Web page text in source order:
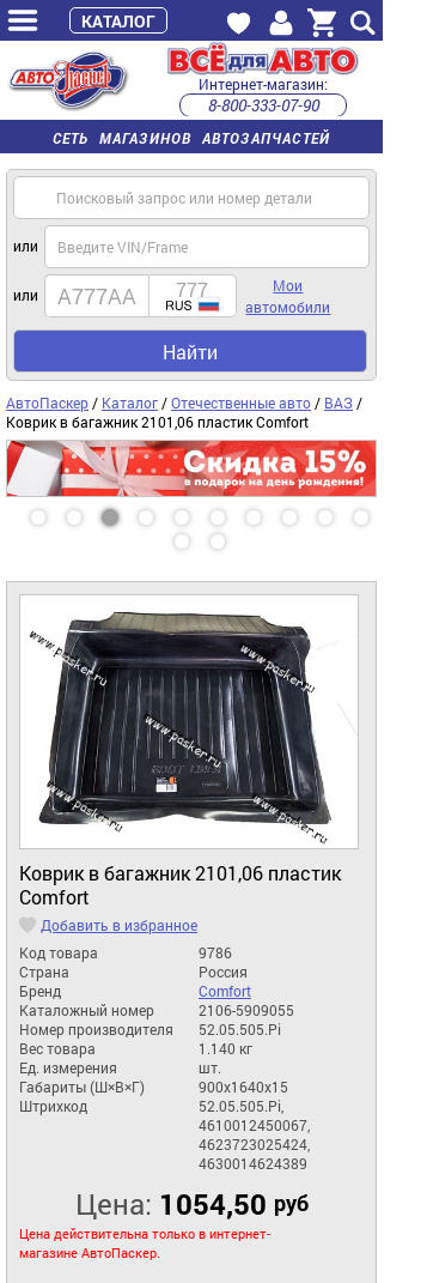
СЕТЬ МАГАЗИНОВ АВТОЗАПЧАСТЕЙ
Интернет-магазин:
8-800-333-07-90
часы работы с 9:00 до 22:00 (пн-пт)
или
или
Мои
автомобили
Найти
АвтоПаскер / Каталог /Отечественные авто / ВАЗ /
Коврик в багажник 2101,06 пластик Comfort
Коврик в багажник 2101,06 пластик
Comfort
Добавить в избранное
Код товара
9786
Страна
Россия
Бренд
Comfort
Каталожный номер
2106-5909055
Номер производителя
52.05.505.Pi
Вес товара
1.140 кг
Ед. измерения
шт.
Габариты (Ш×В×Г)
900x1640x15
Штрихкод
52.05.505.Pi,
4610012450067,
4623723025424,
4630014624389
Цена: 1054,50 руб
Цена действительна только в интернет-
магазине АвтоПаскер.
КАТАЛОГ